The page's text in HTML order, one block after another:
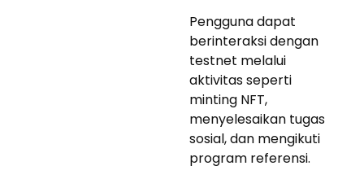
Pengguna dapat
berinteraksi dengan
testnet melalui
aktivitas seperti
minting NFT,
menyelesaikan tugas
sosial, dan mengikuti
program referensi.